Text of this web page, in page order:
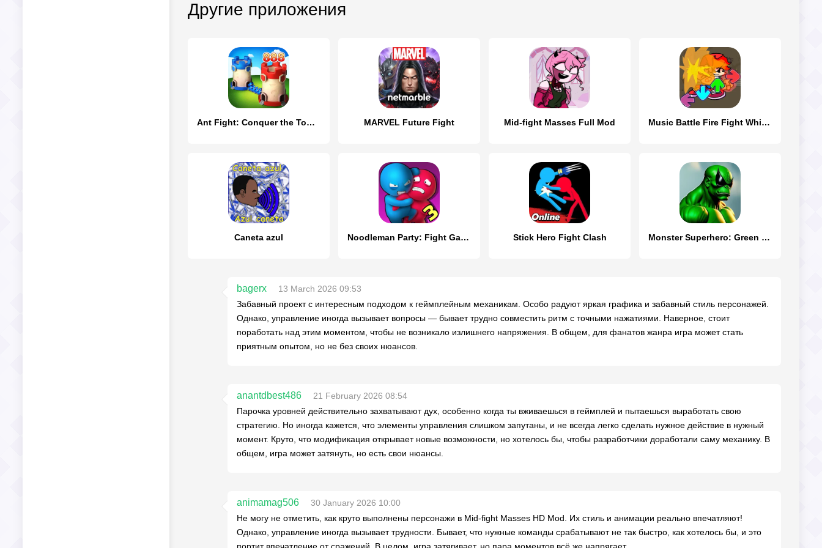
Другие приложения
Ant Fight: Conquer the Tower MARVEL Future Fight Mid-fight Masses Full Mod Music Battle Fire Fight Whitty
Caneta azul Noodleman Party: Fight Games Stick Hero Fight Clash Monster Superhero: Green Fight
bagerx
13 March 2026 09:53
Забавный проект с интересным подходом к геймплейным механикам. Особо радуют яркая графика и забавный стиль персонажей.
Однако, управление иногда вызывает вопросы — бывает трудно совместить ритм с точными нажатиями. Наверное, стоит
поработать над этим моментом, чтобы не возникало излишнего напряжения. В общем, для фанатов жанра игра может стать
приятным опытом, но не без своих нюансов.
anantdbest486
21 February 2026 08:54
Парочка уровней действительно захватывают дух, особенно когда ты вживаешься в геймплей и пытаешься выработать свою
стратегию. Но иногда кажется, что элементы управления слишком запутаны, и не всегда легко сделать нужное действие в нужный
момент. Круто, что модификация открывает новые возможности, но хотелось бы, чтобы разработчики доработали саму механику. В
общем, игра может затянуть, но есть свои нюансы.
animamag506
30 January 2026 10:00
Не могу не отметить, как круто выполнены персонажи в Mid-fight Masses HD Mod. Их стиль и анимации реально впечатляют!
Однако, управление иногда вызывает трудности. Бывает, что нужные команды срабатывают не так быстро, как хотелось бы, и это